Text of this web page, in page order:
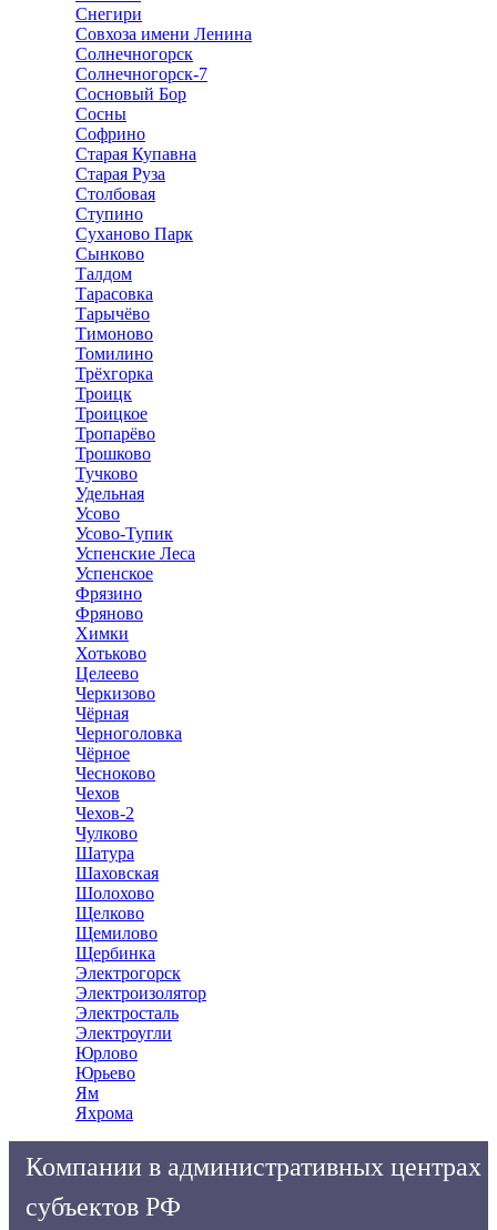
Снегири
Совхоза имени Ленина
Солнечногорск
Солнечногорск-7
Сосновый Бор
Сосны
Софрино
Старая Купавна
Старая Руза
Столбовая
Ступино
Суханово Парк
Сынково
Талдом
Тарасовка
Тарычёво
Тимоново
Томилино
Трёхгорка
Троицк
Троицкое
Тропарёво
Трошково
Тучково
Удельная
Усово
Усово-Тупик
Успенские Леса
Успенское
Фрязино
Фряново
Химки
Хотьково
Целеево
Черкизово
Чёрная
Черноголовка
Чёрное
Чесноково
Чехов
Чехов-2
Чулково
Шатура
Шаховская
Шолохово
Щелково
Щемилово
Щербинка
Электрогорск
Электроизолятор
Электросталь
Электроугли
Юрлово
Юрьево
Ям
Яхрома
Компании в административных центрах
субъектов РФ